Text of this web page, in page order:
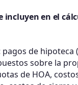
incluyen en el
de hipoteca
sobre la
de HOA,